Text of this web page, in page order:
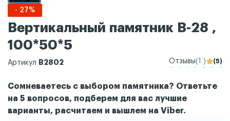
- 27%
Вертикальный памятник В-28 ,
100*50*5
Артикул В2802 Отзывы(1 ) (5)
Сомневаетесь с выбором памятника? Ответьте
на 5 вопросов, подберем для вас лучшие
варианты, расчитаем и вышлем на Viber.